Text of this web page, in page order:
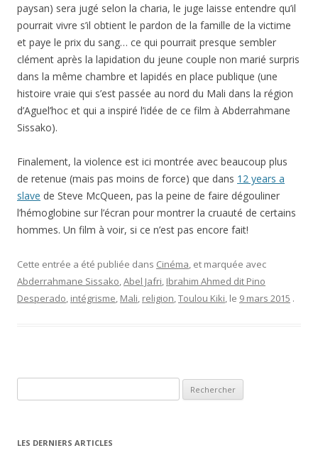
paysan) sera jugé selon la charia, le juge laisse entendre qu’il
pourrait vivre s’il obtient le pardon de la famille de la victime
et paye le prix du sang… ce qui pourrait presque sembler
clément après la lapidation du jeune couple non marié surpris
dans la même chambre et lapidés en place publique (une
histoire vraie qui s’est passée au nord du Mali dans la région
d’Aguel’hoc et qui a inspiré l’idée de ce film à Abderrahmane
Sissako).
Finalement, la violence est ici montrée avec beaucoup plus
de retenue (mais pas moins de force) que dans 12 years a
slave de Steve McQueen, pas la peine de faire dégouliner
l’hémoglobine sur l’écran pour montrer la cruauté de certains
hommes. Un film à voir, si ce n’est pas encore fait!
Cette entrée a été publiée dans Cinéma, et marquée avec
Abderrahmane Sissako,Abel Jafri, Ibrahim Ahmed dit Pino
Desperado, intégrisme, Mali, religion,Toulou Kiki, le 9 mars 2015 .
LES DERNIERS ARTICLES